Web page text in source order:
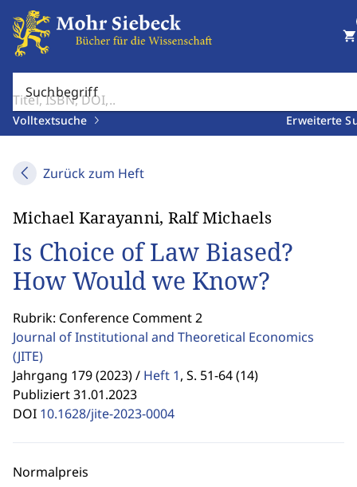
Suchbegriff
Volltextsuche Erweiterte
shopping_cart
Zurück zum Heft
Michael Karayanni, Ralf Michaels
Is Choice of Law Biased?
How Would we Know?
Rubrik: Conference Comment 2
Journal of Institutional and Theoretical Economics
(JITE)
Jahrgang 179 (2023) / Heft 1, S. 51-64 (14)
Publiziert 31.01.2023
DOI 10.1628/jite-2023-0004
Normalpreis